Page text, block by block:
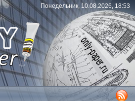
Понедельник, 10.08.2026, 18:53